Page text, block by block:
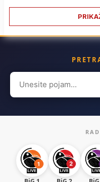
Search
for: